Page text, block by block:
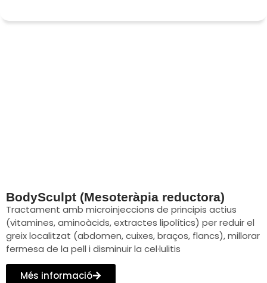
BodySculpt (Mesoteràpia reductora)
Tractament amb microinjeccions de principis actius
(vitamines, aminoàcids, extractes lipolítics) per reduir el
greix localitzat (abdomen, cuixes, braços, flancs), millorar
fermesa de la pell i disminuir la cel·lulitis
Més informació